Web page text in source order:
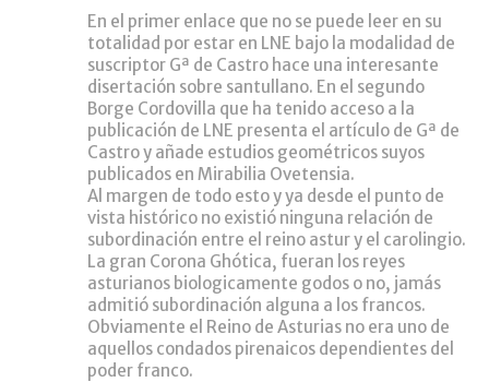
En el primer enlace que no se puede leer en su
totalidad por estar en LNE bajo la modalidad de
suscriptor Gª de Castro hace una interesante
disertación sobre santullano. En el segundo
Borge Cordovilla que ha tenido acceso a la
publicación de LNE presenta el artículo de Gª de
Castro y añade estudios geométricos suyos
publicados en Mirabilia Ovetensia.
Al margen de todo esto y ya desde el punto de
vista histórico no existió ninguna relación de
subordinación entre el reino astur y el carolingio.
La gran Corona Ghótica, fueran los reyes
asturianos biologicamente godos o no, jamás
admitió subordinación alguna a los francos.
Obviamente el Reino de Asturias no era uno de
aquellos condados pirenaicos dependientes del
poder franco.